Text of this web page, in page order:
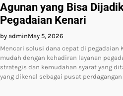
Agunan yang Bisa
Pegadaian Kenari
by adminMay 5, 2026
Mencari solusi dana cepat di pegadaian
mudah dengan kehadiran layanan
strategis dan kemudahan syarat yang
yang dikenal sebagai pusat